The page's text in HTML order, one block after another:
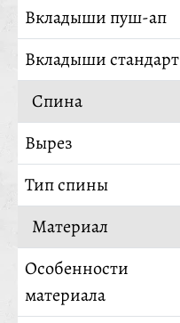
Вкладыши пуш-ап
Вкладыши стандарт
Спина
Вырез
Тип спины
Материал
Особенности
материала